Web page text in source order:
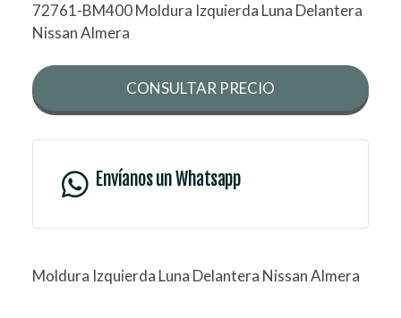
72761-BM400 Moldura Izquierda Luna Delantera
Nissan Almera
CONSULTAR PRECIO
Envíanos un Whatsapp
Moldura Izquierda Luna Delantera Nissan Almera